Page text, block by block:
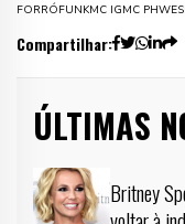
FORRÓFUNKMC IGMC PH
Compartilhar:
ÚLTIMAS
Britney